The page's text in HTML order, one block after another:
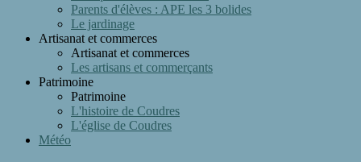
Parents d'élèves : APE les 3 bolides
Le jardinage
Artisanat et commerces
Artisanat et commerces
Les artisans et commerçants
Patrimoine
Patrimoine
L'histoire de Coudres
L'église de Coudres
Météo